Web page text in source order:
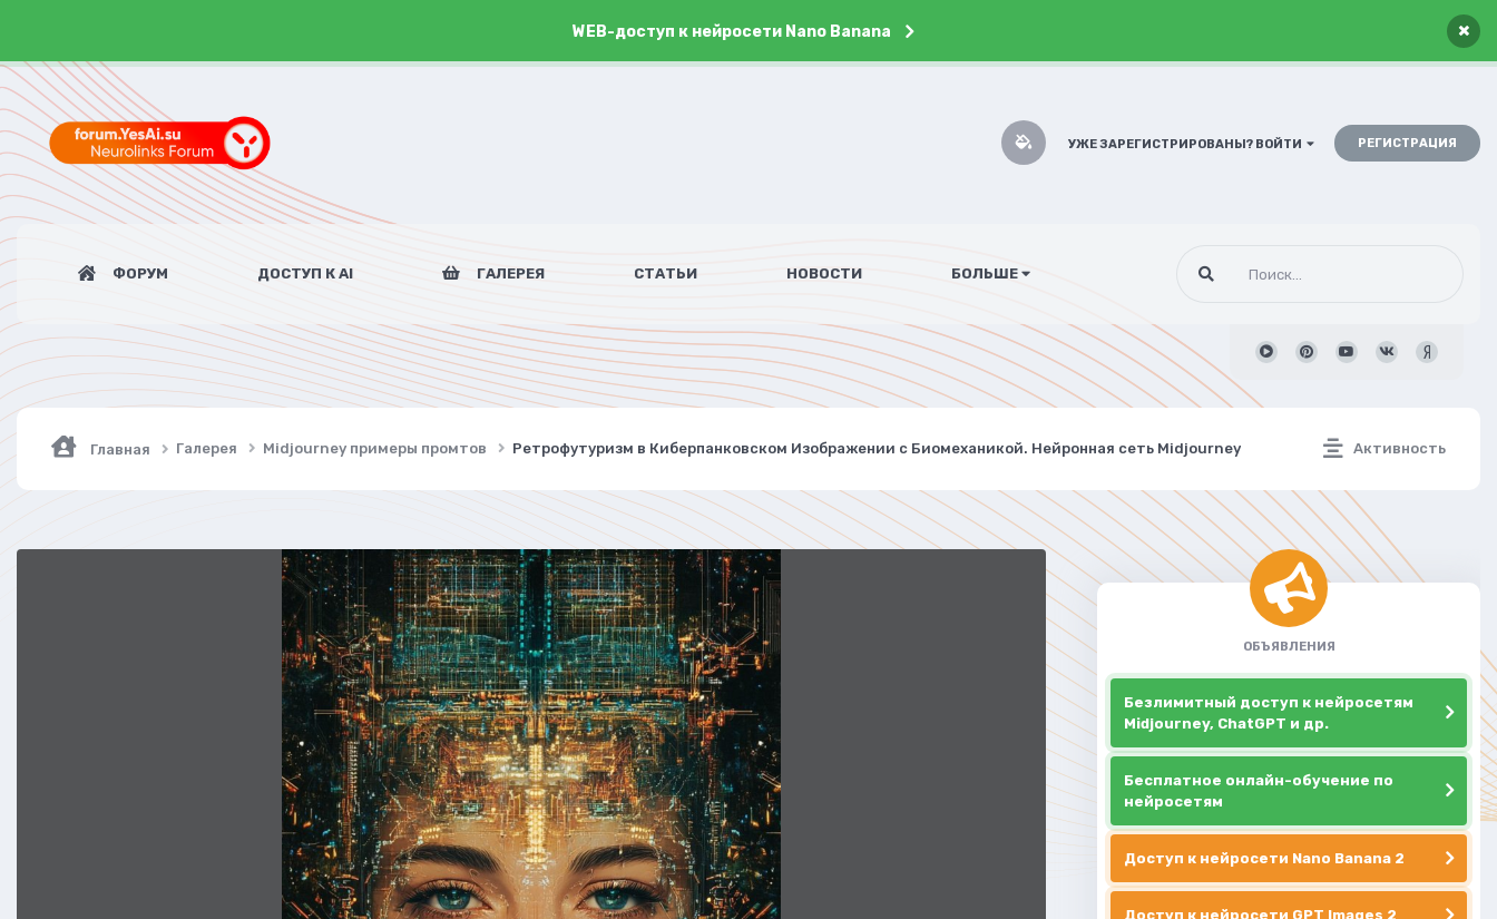
WEB-доступ к нейросети Nano Banana ×
УЖЕ ЗАРЕГИСТРИРОВАНЫ? ВОЙТИ РЕГИСТРАЦИЯ
ФОРУМ ДОСТУП К AI ГАЛЕРЕЯ СТАТЬИ НОВОСТИ БОЛЬШЕ
Активность
Главная Галерея Midjourney примеры промтов Ретрофутуризм в Киберпанковском Изображении с Биомеханикой. Нейронная сеть Midjourney
ОБЪЯВЛЕНИЯ
Безлимитный доступ к нейросетям
Midjourney, ChatGPT и др.
Бесплатное онлайн-обучение по
нейросетям
Доступ к нейросети Nano Banana 2
Доступ к нейросети GPT Images 2